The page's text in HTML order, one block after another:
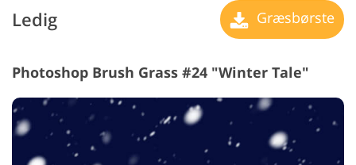
Ledig Græsbørste
Photoshop Brush Grass #24 "Winter Tale"